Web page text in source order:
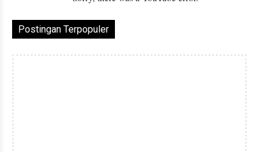
Postingan Terpopuler